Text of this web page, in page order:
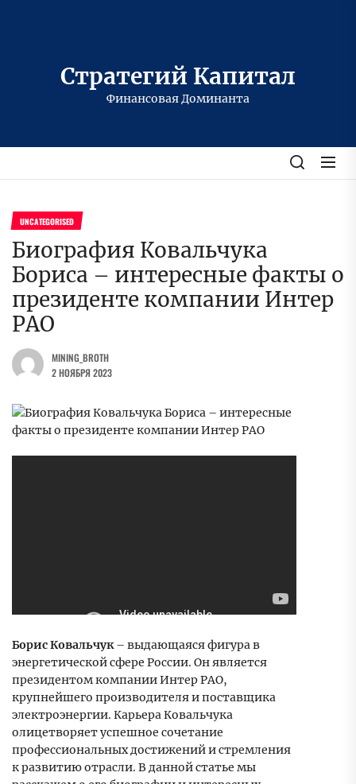
Стратегий Капитал
Финансовая Доминанта
UNCATEGORISED
Биография Ковальчука
Бориса – интересные факты о
президенте компании Интер
РАО
MINING_BROTH
2 НОЯБРЯ 2023
Борис Ковальчук– выдающаяся фигура в
энергетической сфере России. Он является
президентом компании Интер РАО,
крупнейшего производителя и поставщика
электроэнергии. Карьера Ковальчука
олицетворяет успешное сочетание
профессиональных достижений и стремления
к развитию отрасли. В данной статье мы